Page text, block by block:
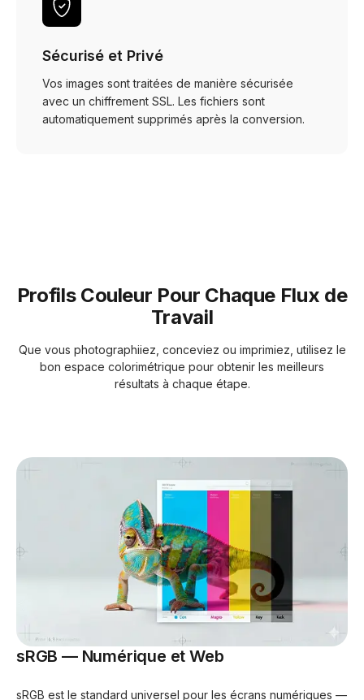
Sécurisé et Privé
Vos images sont traitées de manière sécurisée
avec un chiffrement SSL. Les fichiers sont
automatiquement supprimés après la conversion.
Profils Couleur Pour Chaque Flux de
Travail
Que vous photographiiez, conceviez ou imprimiez, utilisez le
bon espace colorimétrique pour obtenir les meilleurs
résultats à chaque étape.
sRGB — Numérique et Web
sRGB est le standard universel pour les écrans numériques —